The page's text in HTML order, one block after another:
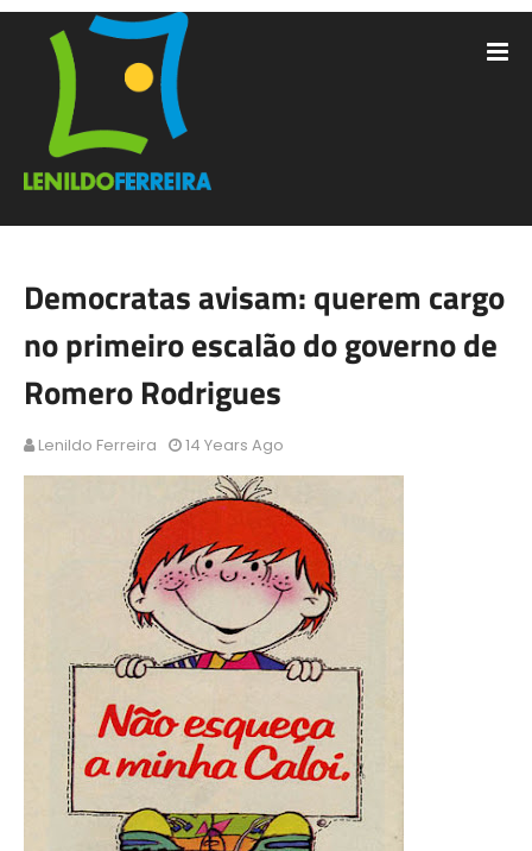
Democratas avisam: querem cargo
no primeiro escalão do governo de
Romero Rodrigues
Lenildo Ferreira 14 Years Ago